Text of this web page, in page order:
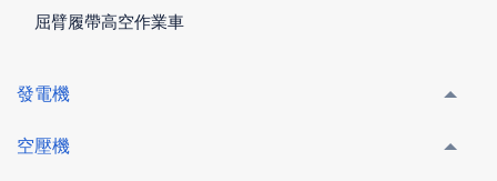
屈臂履帶高空作業車
發電機
空壓機